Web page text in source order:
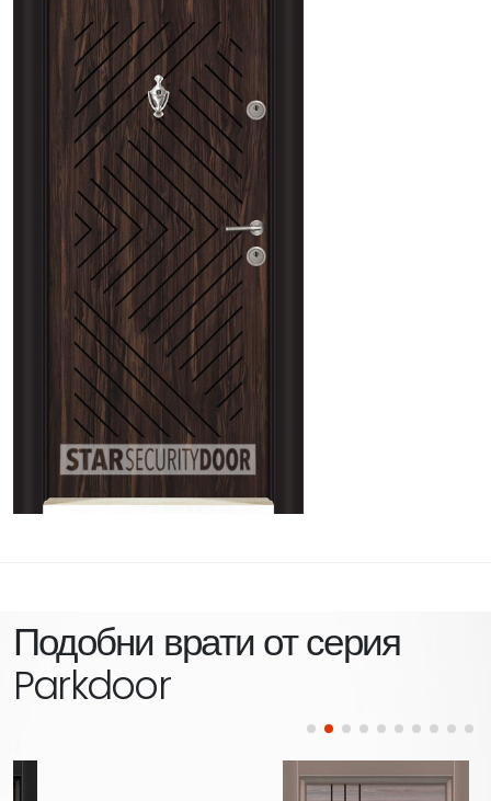
Подобни врати от серия
Parkdoor